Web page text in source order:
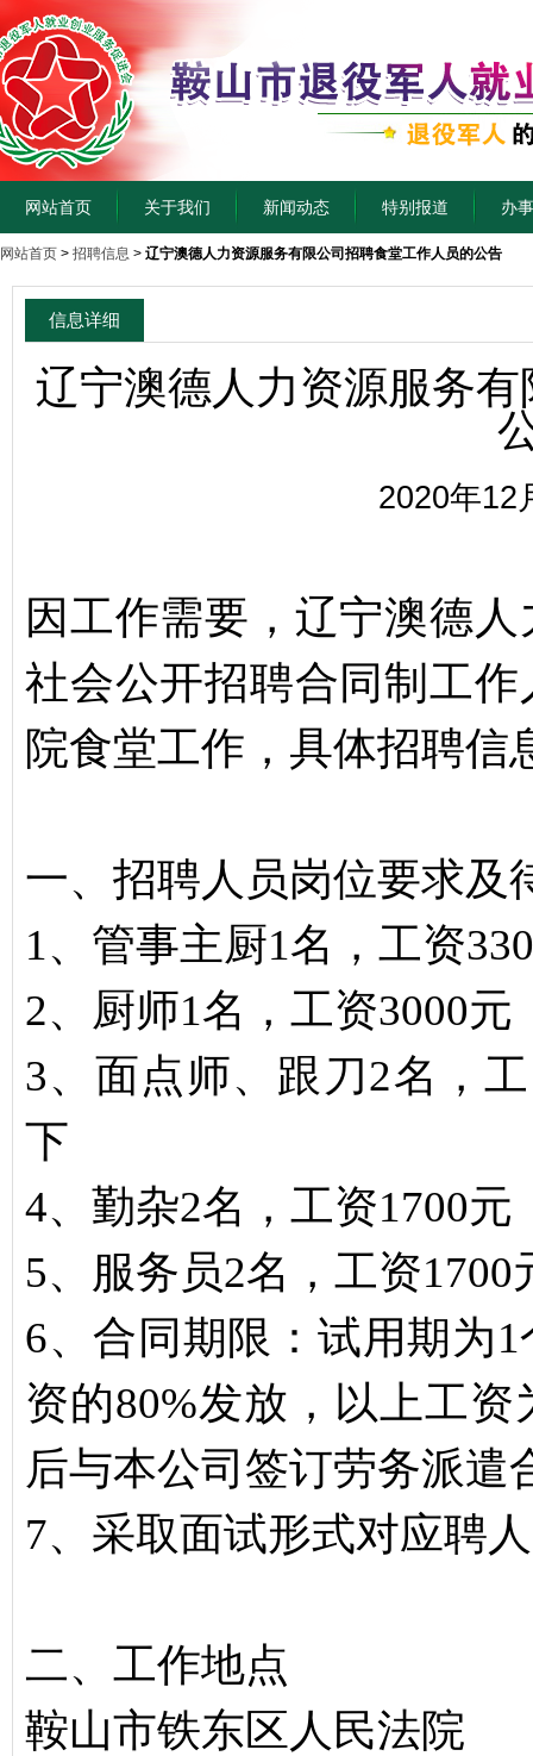
网站首页 关于我们 新闻动态 特别报道 办
网站首页 > 招聘信息 > 辽宁澳德人力资源服务有限公司招聘食堂工作人员的公告
信息详细
辽宁澳德人力资源服务
2020年12
因工作需要，辽宁澳德
社会公开招聘合同制工
院食堂工作，具体招聘信
一、招聘人员岗位要求及
1、管事主厨1名，工资
2、厨师1名，工资3000
3、面点师、跟刀2名，
下
4、勤杂2名，工资1700
5、服务员2名，工资
6、合同期限：试用期为
资的80%发放，以上工
后与本公司签订劳务派遣
7、采取面试形式对应聘
二、工作地点
鞍山市铁东区人民法院